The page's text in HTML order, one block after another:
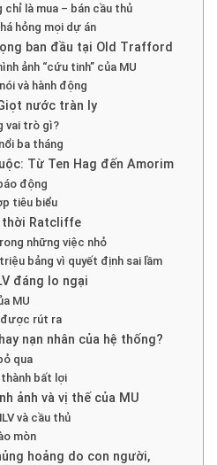
chỉ là mua – bán cầu thủ
hỏng mọi dự án
ban đầu tại Old Trafford
ảnh “cứu tinh” của MU
và hành động
nước tràn ly
vai trò gì?
ba tháng
Từ Ten Hag đến Amorim
động
tiêu biểu
thời Ratcliffe
những việc nhỏ
bảng vì quyết định sai lầm
đáng lo ngại
MU
được rút ra
nạn nhân của hệ thống?
qua
bất lợi
ảnh và vị thế của MU
và cầu thủ
mòn
hoảng do con người,